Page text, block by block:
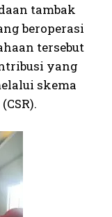
tambak
beroperasi
tersebut
yang
skema